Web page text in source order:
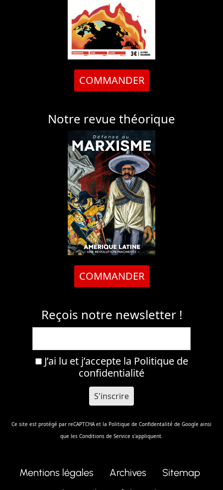
COMMANDER
Notre revue théorique
COMMANDER
Reçois notre newsletter !
J’ai lu et j’accepte la Politique de
confidentialité
Ce site est protégé par reCAPTCHA et la Politique de Confidentalité de Google ainsi
que les Conditions de Service s'appliquent.
Mentions légales Archives
Sitemap